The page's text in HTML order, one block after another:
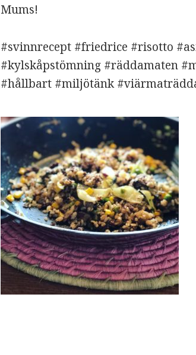
Mums!
#svinnrecept #friedrice #risotto
#kylskåpstömning #räddamaten
#hållbart #miljötänk